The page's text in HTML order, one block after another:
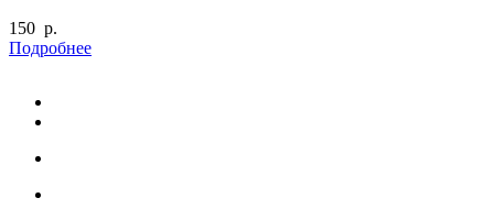
150 р.
Подробнее